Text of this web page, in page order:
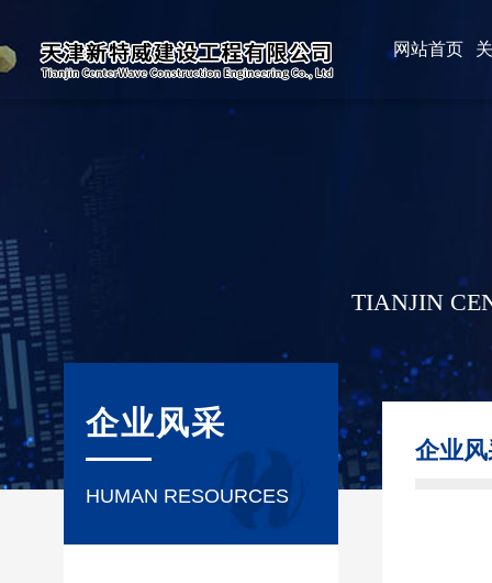
网站首页
TIANJIN
企业风采
HUMAN RESOURCES
企业